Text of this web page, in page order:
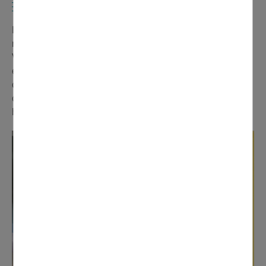
radiographies en partenariat avec la société Remondis.
Vous pouvez déposer vos clichés sans papier ni
enveloppe à la pharmacie des Longues Raies et à la
clinique Ramsay. Les bénéfices de cette opération seront
consacrés à la recherche médicale et à des actions